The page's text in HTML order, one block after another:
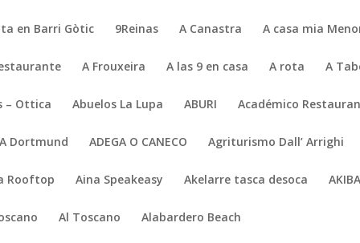
en Barri Gòtic 9Reinas A Canastra A casa mia
A Frouxeira A las 9 en casa A rota A
– Ottica Abuelos La Lupa ABURI Académico
Dortmund ADEGA O CANECO Agriturismo Dall’ Arrighi
Rooftop Aina Speakeasy Akelarre tasca desoca
Al Toscano Alabardero Beach